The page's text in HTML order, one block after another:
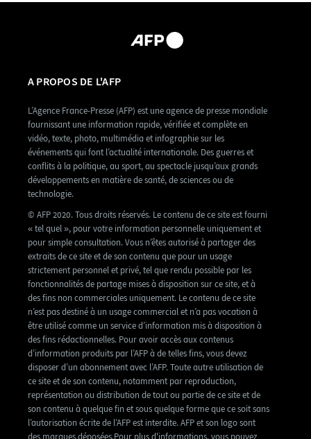
A PROPOS DE L'AFP
L’Agence France-Presse (AFP) est une agence de presse mondiale
fournissant une information rapide, vérifiée et complète en
vidéo, texte, photo, multimédia et infographie sur les
événements qui font l’actualité internationale. Des guerres et
conflits à la politique, au sport, au spectacle jusqu’aux grands
développements en matière de santé, de sciences ou de
technologie.
© AFP 2020. Tous droits réservés. Le contenu de ce site est fourni
« tel quel », pour votre information personnelle uniquement et
pour simple consultation. Vous n’êtes autorisé à partager des
extraits de ce site et de son contenu que pour un usage
strictement personnel et privé, tel que rendu possible par les
fonctionnalités de partage mises à disposition sur ce site, et à
des fins non commerciales uniquement. Le contenu de ce site
n’est pas destiné à un usage commercial et n’a pas vocation à
être utilisé comme un service d’information mis à disposition à
des fins rédactionnelles. Pour avoir accès aux contenus
d’information produits par l’AFP à de telles fins, vous devez
disposer d’un abonnement avec l’AFP. Toute autre utilisation de
ce site et de son contenu, notamment par reproduction,
représentation ou distribution de tout ou partie de ce site et de
son contenu à quelque fin et sous quelque forme que ce soit sans
l’autorisation écrite de l’AFP est interdite. AFP et son logo sont
des marques déposées.Pour plus d'informations, vous pouvez